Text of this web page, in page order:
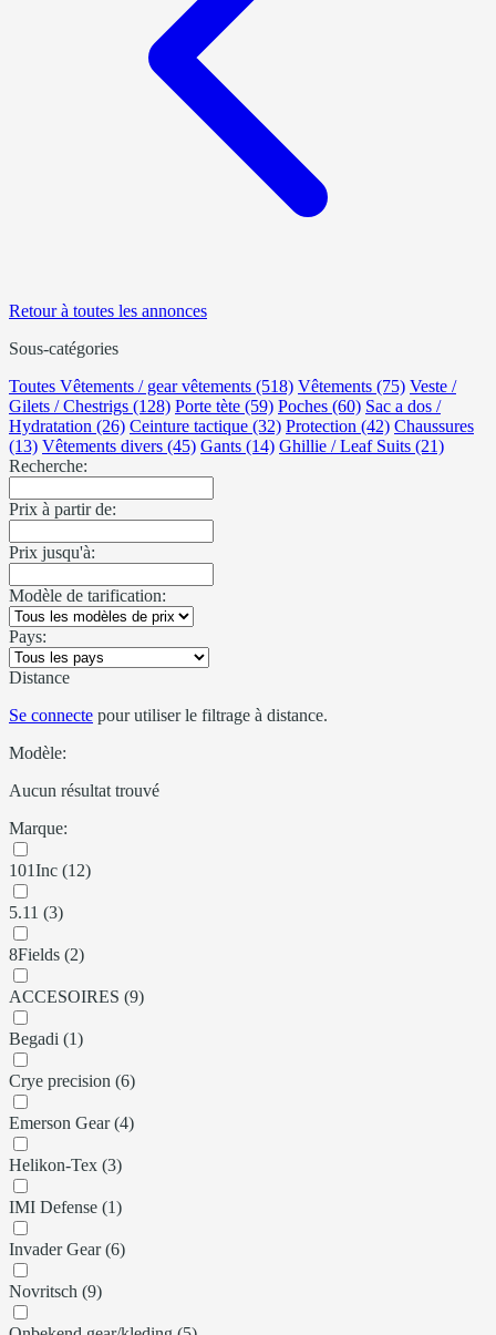
Retour à toutes les annonces
Sous-catégories
Toutes Vêtements / gear vêtements (518) Vêtements (75) Veste /
Gilets / Chestrigs (128) Porte tète (59) Poches (60) Sac a dos /
Hydratation (26) Ceinture tactique (32) Protection (42) Chaussures
(13) Vêtements divers (45) Gants (14) Ghillie / Leaf Suits (21)
Recherche:
Prix à partir de:
Prix jusqu'à:
Modèle de tarification:
Pays:
Distance
Se connecte pour utiliser le filtrage à distance.
Modèle:
Aucun résultat trouvé
Marque:
101Inc (12)
5.11 (3)
8Fields (2)
ACCESOIRES (9)
Begadi (1)
Crye precision (6)
Emerson Gear (4)
Helikon-Tex (3)
IMI Defense (1)
Invader Gear (6)
Novritsch (9)